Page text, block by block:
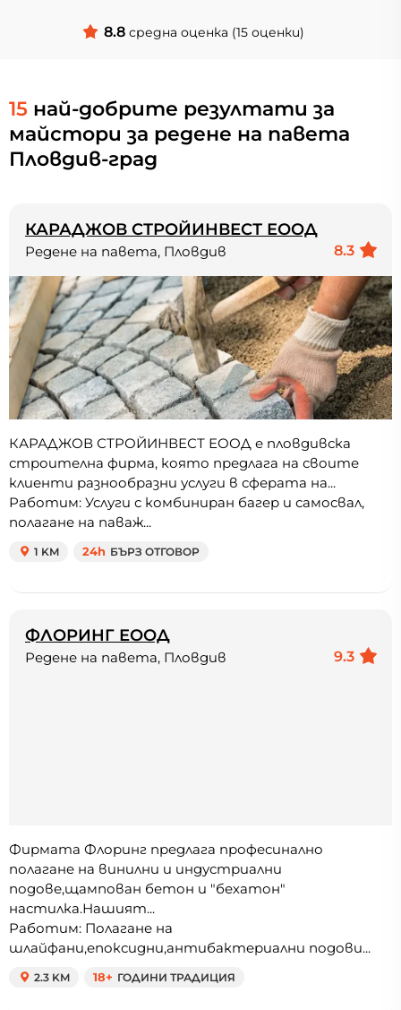
8.8средна оценка (15 оценки)
15 най-добрите резултати за
майстори за редене на павета
Пловдив-град
КАРАДЖОВ СТРОЙИНВЕСТ ЕООД
8.3
Редене на павета, Пловдив
КАРАДЖОВ СТРОЙИНВЕСТ ЕООД е пловдивска
строителна фирма, която предлага на своите
клиенти разнообразни услуги в сферата на...
Работим: Услуги с комбиниран багер и самосвал,
полагане на паваж...
1 KM 24h БЪРЗ ОТГОВОР
ФЛОРИНГ ЕООД
9.3
Редене на павета, Пловдив
Фирмата Флоринг предлага професинално
полагане на винилни и индустриални
подове,щампован бетон и "бехатон"
настилка.Нашият...
Работим: Полагане на
шлайфани,епоксидни,антибактериални подови...
2.3 KM 18+ ГОДИНИ ТРАДИЦИЯ